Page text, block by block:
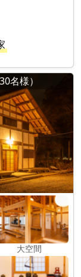
名様）
大空間